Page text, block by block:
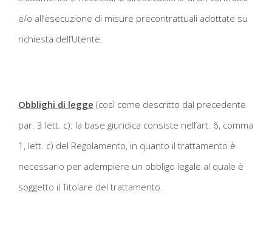
e/o all’esecuzione di misure precontrattuali adottate su
richiesta dell’Utente.
Obblighi di legge (così come descritto dal precedente
par. 3 lett. c): la base giuridica consiste nell’art. 6, comma
1, lett. c) del Regolamento, in quanto il trattamento è
necessario per adempiere un obbligo legale al quale è
soggetto il Titolare del trattamento.